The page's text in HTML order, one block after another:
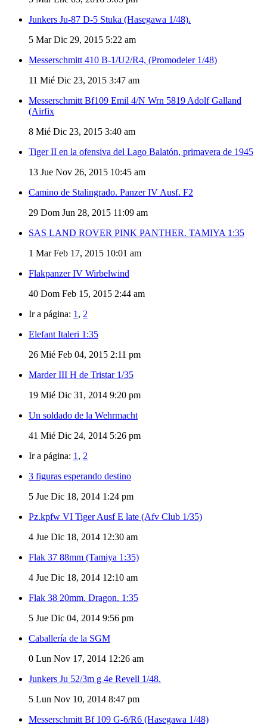
Junkers Ju-87 D-5 Stuka (Hasegawa 1/48).
5 Mar Dic 29, 2015 5:22 am
Messerschmitt 410 B-1/U2/R4, (Promodeler 1/48)
11 Mié Dic 23, 2015 3:47 am
Messerschmitt Bf109 Emil 4/N Wrn 5819 Adolf Galland
(Airfix
8 Mié Dic 23, 2015 3:40 am
Tiger II en la ofensiva del Lago Balatón, primavera de 1945
13 Jue Nov 26, 2015 10:45 am
Camino de Stalingrado. Panzer IV Ausf. F2
29 Dom Jun 28, 2015 11:09 am
SAS LAND ROVER PINK PANTHER. TAMIYA 1:35
1 Mar Feb 17, 2015 10:01 am
Flakpanzer IV Wirbelwind
40 Dom Feb 15, 2015 2:44 am
Ir a página: 1 , 2
Elefant Italeri 1:35
26 Mié Feb 04, 2015 2:11 pm
Marder III H de Tristar 1/35
19 Mié Dic 31, 2014 9:20 pm
Un soldado de la Wehrmacht
41 Mié Dic 24, 2014 5:26 pm
Ir a página: 1 , 2
3 figuras esperando destino
5 Jue Dic 18, 2014 1:24 pm
Pz.kpfw VI Tiger Ausf E late (Afv Club 1/35)
4 Jue Dic 18, 2014 12:30 am
Flak 37 88mm (Tamiya 1:35)
4 Jue Dic 18, 2014 12:10 am
Flak 38 20mm. Dragon. 1:35
5 Jue Dic 04, 2014 9:56 pm
Caballería de la SGM
0 Lun Nov 17, 2014 12:26 am
Junkers Ju 52/3m g 4e Revell 1/48.
5 Lun Nov 10, 2014 8:47 pm
Messerschmitt Bf 109 G-6/R6 (Hasegawa 1/48)